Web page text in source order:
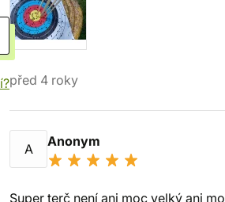
před 4 roky
A Anonym
Super terč není ani moc velký ani